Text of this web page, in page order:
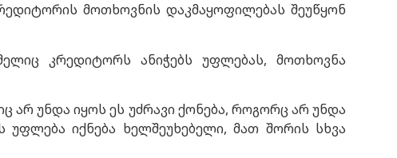
მოთხოვნის დაკმაყოფილებას შეუწყონ
კრედიტორს ანიჭებს უფლებას, მოთხოვნა
არ უნდა იყოს ეს უძრავი ქონება, როგორც არ უნდა
უფლება იქნება ხელშეუხებელი, მათ შორის სხვა